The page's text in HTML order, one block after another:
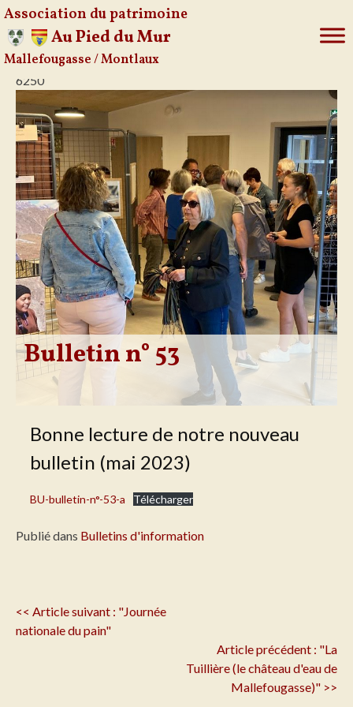
Aller
contenu
Association du patrimoine
Au Pied du Mur
Mallefougasse / Montlaux
6250
Bulletin n° 53
Bonne lecture de notre nouveau
bulletin (mai 2023)
BU-bulletin-n°-53-a Télécharger
Publié dans Bulletins d'information
Navigation
de
<< Article suivant : "Journée
nationale du pain"
Article précédent : "La
Tuillière (le château d'eau de
Mallefougasse)" >>